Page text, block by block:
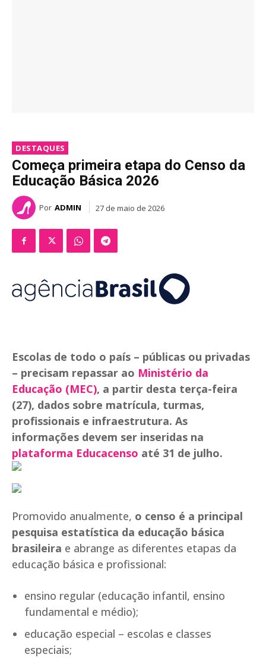
DESTAQUES
Começa primeira etapa do Censo da
Educação Básica 2026
Por ADMIN 27 de maio de 2026
Escolas de todo o país – públicas ou privadas
– precisam repassar ao Ministério da
Educação (MEC), a partir desta terça-feira
(27), dados sobre matrícula, turmas,
profissionais e infraestrutura. As
informações devem ser inseridas na
plataforma Educacenso até 31 de julho.
Promovido anualmente, o censo é a principal
pesquisa estatística da educação básica
brasileira e abrange as diferentes etapas da
educação básica e profissional:
ensino regular (educação infantil, ensino
fundamental e médio);
educação especial – escolas e classes
especiais;